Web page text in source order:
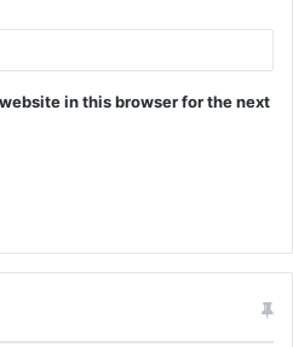
in this browser for the next